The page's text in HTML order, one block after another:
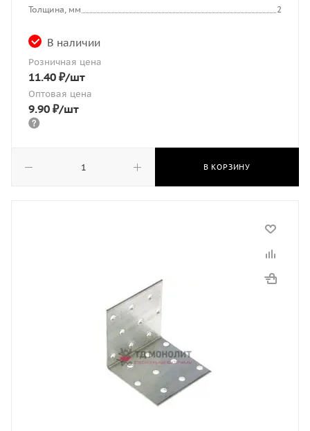
Толщина, мм
2
В наличии
Розничная цена
11.40 ₽/шт
Оптовая цена
9.90 ₽/шт
В КОРЗИНУ